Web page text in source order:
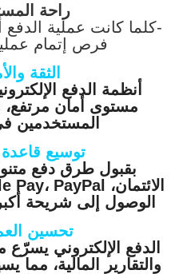
راحة
-كلما كانت عملية
فرص إتمام
الثقة
أنظمة الدفع
مستوى أمان مرتفع،
المستخدمين
توسيع قاعدة
بقبول طرق دفع
الوصول إلى شريحة
تحسين
الدفع الإلكتروني
والتقارير المالية،